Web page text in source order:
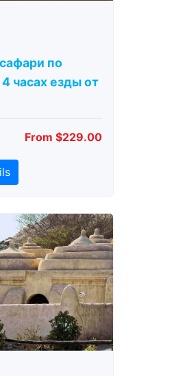
по
часах езды от
From $229.00